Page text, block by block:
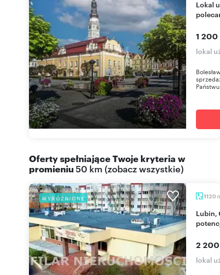
Lokal usługowy 100 m² w centrum Bolesławca -
1 200
lokal
Oferty spełniające Twoje kryteria w
promieniu50 km (zobacz wszystkie)
WYRÓŻNIONE 1120
Lubin, Centrum – 950 m² z własnym parkingiem i
2
lokal